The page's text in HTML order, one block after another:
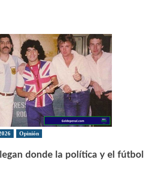
Opinión
donde la política y el fútbol